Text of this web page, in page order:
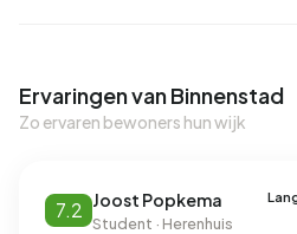
Ervaringen van Binnenstad
Zo ervaren bewoners hun wijk
7.2 Joost Popkema
Student · Herenhuis